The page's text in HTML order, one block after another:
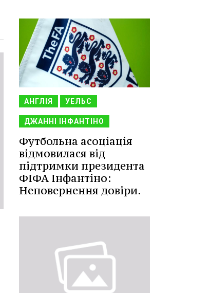
АНГЛІЯ УЕЛЬС
ДЖАННІ ІНФАНТІНО
Футбольна асоціація
відмовилася від
підтримки президента
ФІФА Інфантіно:
Неповернення довіри.